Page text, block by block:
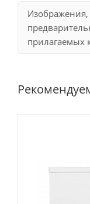
Изображения,
прилагаемых